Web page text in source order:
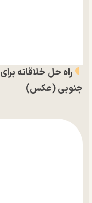
راه حل خلاقانه
جنوبی (عکس)